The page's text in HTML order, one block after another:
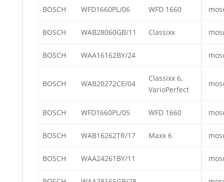
BOSCH WFD1660PL/06 WFD 1660
BOSCH WAB28060GB/11 Classixx
BOSCH WAA16162BY/24
BOSCH WAB20272CE/04
Classixx 6,
VarioPerfect
BOSCH WFD1660PL/05 WFD 1660
BOSCH WAB16262TR/17 Maxx 6
BOSCH WAA24261BY/11